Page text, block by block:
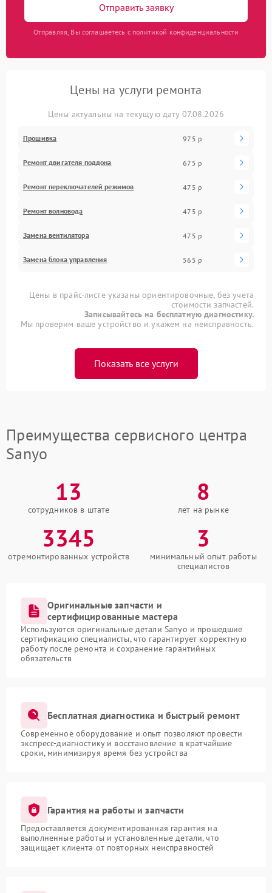
Отправить заявку
Отправляя, Вы соглашаетесь с политикой конфиденциальности
Цены на услуги ремонта
Цены актуальны на текущую дату 07.08.2026
Прошивка 975 р
Ремонт двигателя поддона 675 р
Ремонт переключателей режимов 475 р
Ремонт волновода 475 р
Замена вентилятора 475 р
Замена блока управления 565 р
Цены в прайс-листе указаны ориентировочные, без учета
стоимости запчастей.
Записывайтесь на бесплатную диагностику.
Мы проверим ваше устройство и укажем на неисправность.
Показать все услуги
Преимущества сервисного центра
Sanyo
13
сотрудников в штате
8
лет на рынке
3345
отремонтированных устройств
3
минимальный опыт работы
специалистов
Оригинальные запчасти и
сертифицированные мастера
Используются оригинальные детали Sanyo и прошедшие
сертификацию специалисты, что гарантирует корректную
работу после ремонта и сохранение гарантийных
обязательств
Бесплатная диагностика и быстрый ремонт
Современное оборудование и опыт позволяют провести
экспресс-диагностику и восстановление в кратчайшие
сроки, минимизируя время без устройства
Гарантия на работы и запчасти
Предоставляется документированная гарантия на
выполненные работы и установленные детали, что
защищает клиента от повторных неисправностей